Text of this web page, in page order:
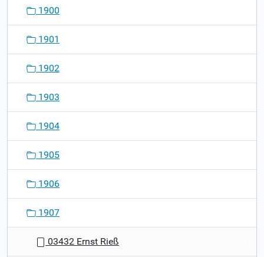
1900
1901
1902
1903
1904
1905
1906
1907
03432 Ernst Rieß